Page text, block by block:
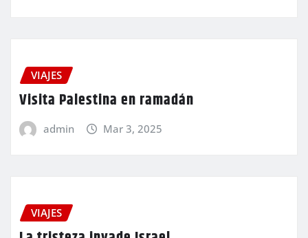
VIAJES
Visita Palestina en ramadán
admin Mar 3, 2025
VIAJES